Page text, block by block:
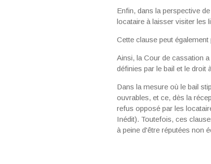
Enfin, dans la perspective
locataire à laisser visiter les
Cette clause peut
Ainsi, la Cour de cassation
définies par le bail et le droit
Dans la mesure où le bail
ouvrables, et ce, dès la
refus opposé par les
Inédit). Toutefois, ces
à peine d'être réputées non